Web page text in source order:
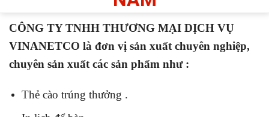
CÔNG TY TNHH THƯƠNG MẠI DỊCH VỤ
VINANETCO là đơn vị sản xuất chuyên nghiệp,
chuyên sản xuất các sản phẩm như :
Thẻ cào trúng thưởng .